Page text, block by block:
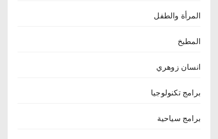
المرأة والطفل
المطبخ
انسان زوهري
برامج تكنولوجيا
برامج سياحية